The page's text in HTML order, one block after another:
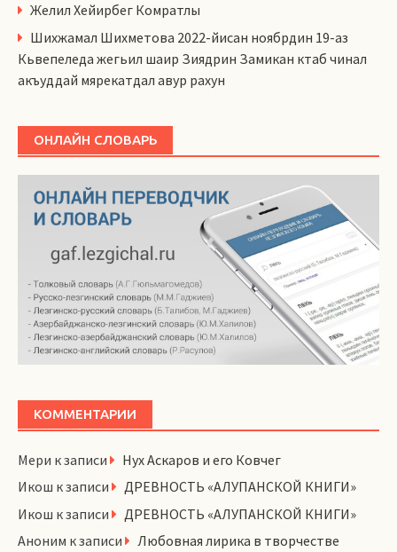
Желил Хейирбег Комратлы
Шихжамал Шихметова 2022-йисан ноябрдин 19-аз
Кьвепеледа жегьил шаир Зиядрин Замикан ктаб чинал
акъуддай мярекатдал авур рахун
ОНЛАЙН СЛОВАРЬ
КОММЕНТАРИИ
Мери к записи
Нух Аскаров и его Ковчег
Икош к записи
ДРЕВНОСТЬ «АЛУПАНСКОЙ КНИГИ»
Икош к записи
ДРЕВНОСТЬ «АЛУПАНСКОЙ КНИГИ»
Аноним к записи
Любовная лирика в творчестве